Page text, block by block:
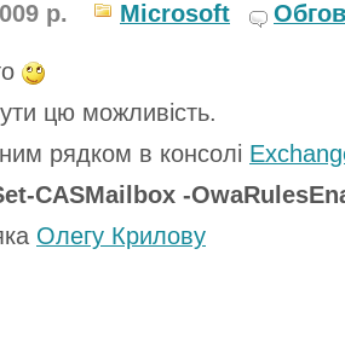
р. Microsoft
цю можливість.
рядком в консолі
CASMailbox -
Олегу Крилову